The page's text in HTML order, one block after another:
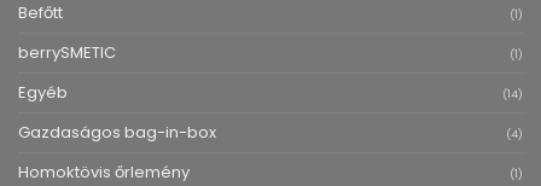
Befőtt (1)
berrySMETIC (1)
Egyéb (14)
Gazdaságos bag-in-box (4)
Homoktövis őrlemény (1)